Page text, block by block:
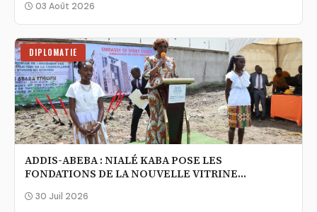
03 Août 2026
DIPLOMATIE
ADDIS-ABEBA : NIALÉ KABA POSE LES
FONDATIONS DE LA NOUVELLE VITRINE
ÉTHIOPIE
30 Juil 2026